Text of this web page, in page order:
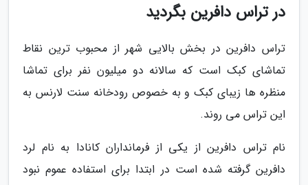
در تراس دافرین بگردید
تراس دافرین در بخش بالایی شهر از محبوب ترین نقاط
تماشای کبک است که سالانه دو میلیون نفر برای تماشا
منظره ها زیبای کبک و به خصوص رودخانه سنت لارنس به
این تراس می روند.
نام تراس دافرین از یکی از فرمانداران کانادا به نام لرد
دافرین گرفته شده است در ابتدا برای استفاده عموم نبود